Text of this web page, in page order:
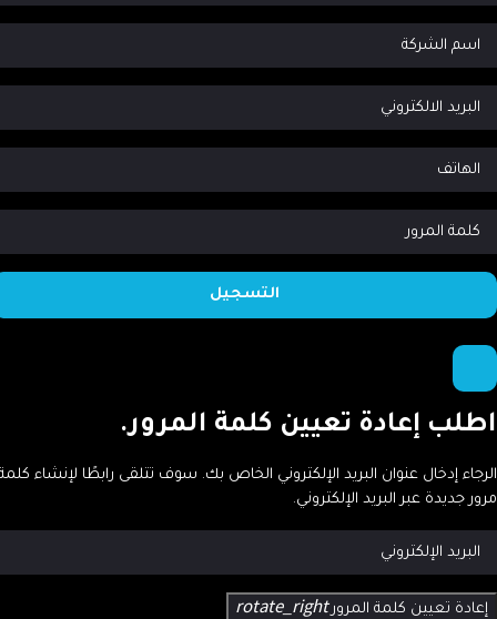
إعادة تعيين كلمة المرور.
إدخال عنوان البريد الإلكتروني الخاص بك. سوف تتلقى رابطًا لإنشاء كلمة
جديدة عبر البريد الإلكتروني.
إعادة تعيين كلمة المرور rotate_right